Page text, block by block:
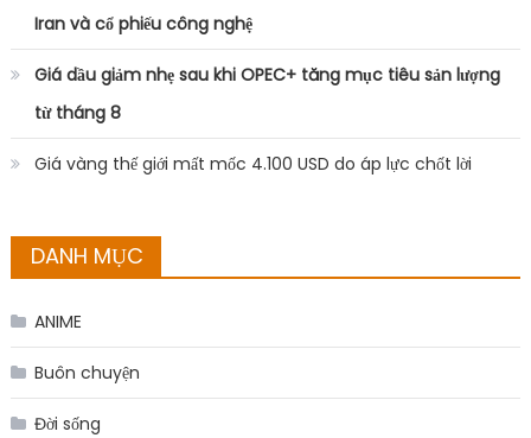
Iran và cổ phiếu công nghệ
Giá dầu giảm nhẹ sau khi OPEC+ tăng mục tiêu sản lượng
từ tháng 8
Giá vàng thế giới mất mốc 4.100 USD do áp lực chốt lời
DANH MỤC
ANIME
Buôn chuyện
Đời sống